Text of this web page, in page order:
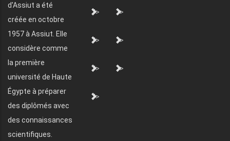
d'Assiut a été
créée en octobre
1957 à Assiut. Elle
considère comme
la première
université de Haute
Égypte à préparer
des diplômés avec
des connaissances
scientifiques.
"> ">
"> ">
"> ">
">